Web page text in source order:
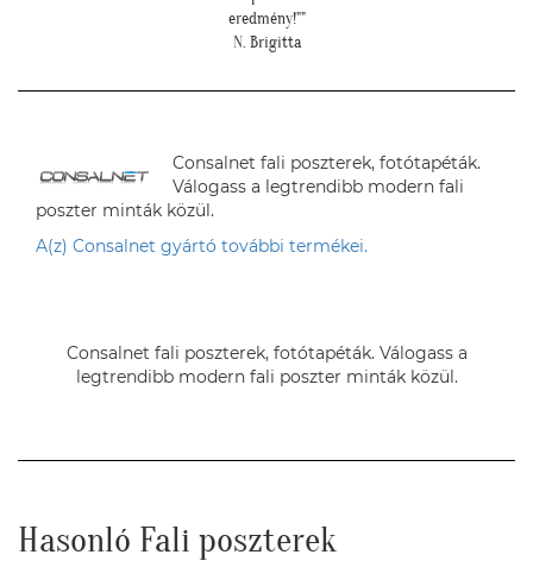
eredmény!""
N. Brigitta
Consalnet fali poszterek, fotótapéták.
Válogass a legtrendibb modern fali
poszter minták közül.
A(z) Consalnet gyártó további termékei.
Consalnet fali poszterek, fotótapéták. Válogass a
legtrendibb modern fali poszter minták közül.
Hasonló Fali poszterek